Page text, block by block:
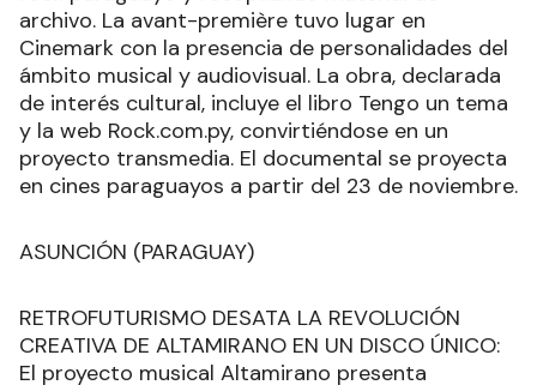
archivo. La avant-première tuvo lugar en
Cinemark con la presencia de personalidades del
ámbito musical y audiovisual. La obra, declarada
de interés cultural, incluye el libro Tengo un tema
y la web Rock.com.py, convirtiéndose en un
proyecto transmedia. El documental se proyecta
en cines paraguayos a partir del 23 de noviembre.
ASUNCIÓN (PARAGUAY)
RETROFUTURISMO DESATA LA REVOLUCIÓN
CREATIVA DE ALTAMIRANO EN UN DISCO ÚNICO:
El proyecto musical Altamirano presenta